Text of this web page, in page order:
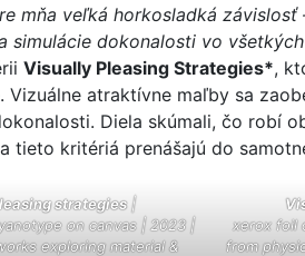
mňa veľká horkosladká
simulácie dokonalosti vo
Visually Pleasing Strategies*,
Vizuálne atraktívne maľby sa
Diela skúmali, čo robí
tieto kritériá prenášajú do
strategies|
on canvas | 2023 |
exploring material &
xerox foil
from